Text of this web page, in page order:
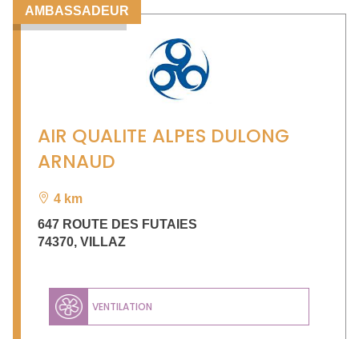
AMBASSADEUR
AIR QUALITE ALPES DULONG
ARNAUD
4 km
647 ROUTE DES FUTAIES
74370, VILLAZ
VENTILATION